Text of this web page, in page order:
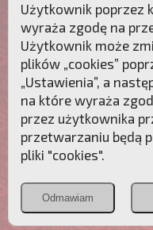
Polonia
Christiana
POZNAJ
Użytkownik poprzez
wyraża zgodę na
Użytkownik może
plików „cookies”
„Ustawienia”, a
na które wyraża
przez użytkownika
przetwarzaniu będą
pliki "cookies".
Odmawiam